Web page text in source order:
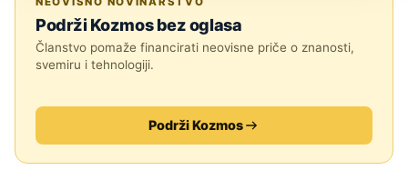
Podrži Kozmos bez oglasa
Članstvo pomaže financirati neovisne priče o znanosti,
svemiru i tehnologiji.
Podrži Kozmos